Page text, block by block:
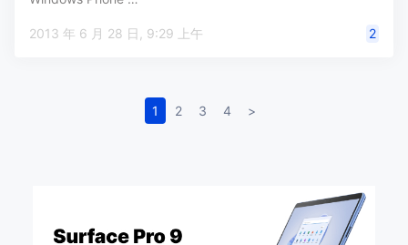
2013 年 6 月 28 日, 9:29 上午 2
1 2 3 4 >